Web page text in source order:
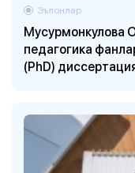
Мусурмонкулова
педагогика
(PhD)
Эълонлар